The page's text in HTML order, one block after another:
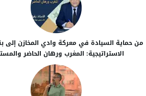
من حماية السيادة في معركة وادي المخازن إلى
الاستراتيجية: المغرب ورهان الحاضر